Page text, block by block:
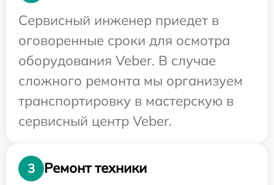
Сервисный инженер приедет в
оговоренные сроки для осмотра
оборудования Veber. В случае
сложного ремонта мы организуем
транспортировку в мастерскую в
сервисный центр Veber.
3
Ремонт техники